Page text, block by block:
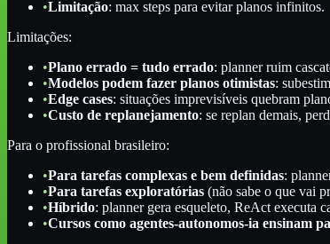
•Limitação: max steps para evitar planos infinitos.
Limitações:
•Plano errado = tudo errado: planner ruim
•Modelos podem fazer planos otimistas:
•Edge cases: situações imprevisíveis quebram
•Custo de replanejamento: se replan demais,
Para o profissional brasileiro:
•Para tarefas complexas e bem definidas:
•Para tarefas exploratórias (não sabe o que vai
•Híbrido: planner gera esqueleto, ReAct executa
•Cursos como agentes-autonomos-ia ensinam